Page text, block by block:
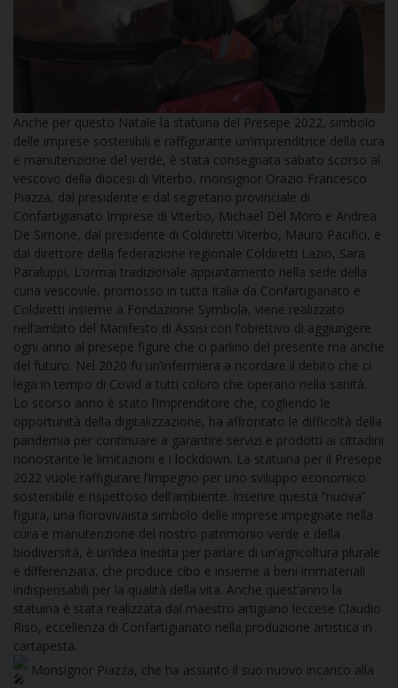
COOKIE POLICY
Anche per questo Natale la statuina del Presepe 2022, simbolo
delle imprese sostenibili e raffigurante un’imprenditrice della cura
e manutenzione del verde, è stata consegnata sabato scorso al
vescovo della diocesi di Viterbo, monsignor Orazio Francesco
Piazza, dal presidente e dal segretario provinciale di
Confartigianato Imprese di Viterbo, Michael Del Moro e Andrea
De Simone, dal presidente di Coldiretti Viterbo, Mauro Pacifici, e
dal direttore della federazione regionale Coldiretti Lazio, Sara
Paraluppi, L’ormai tradizionale appuntamento nella sede della
curia vescovile, promosso in tutta Italia da Confartigianato e
Coldiretti insieme a Fondazione Symbola, viene realizzato
nell’ambito del Manifesto di Assisi con l’obiettivo di aggiungere
ogni anno al presepe figure che ci parlino del presente ma anche
del futuro. Nel 2020 fu un’infermiera a ricordare il debito che ci
lega in tempo di Covid a tutti coloro che operano nella sanità.
Lo scorso anno è stato l’imprenditore che, cogliendo le
opportunità della digitalizzazione, ha affrontato le difficoltà della
pandemia per continuare a garantire servizi e prodotti ai cittadini
nonostante le limitazioni e i lockdown. La statuina per il Presepe
2022 vuole raffigurare l’impegno per uno sviluppo economico
sostenibile e rispettoso dell’ambiente. Inserire questa “nuova”
figura, una florovivaista simbolo delle imprese impegnate nella
cura e manutenzione del nostro patrimonio verde e della
biodiversità, è un’idea inedita per parlare di un’agricoltura plurale
e differenziata, che produce cibo e insieme a beni immateriali
indispensabili per la qualità della vita. Anche quest’anno la
statuina è stata realizzata dal maestro artigiano leccese Claudio
Riso, eccellenza di Confartigianato nella produzione artistica in
cartapesta.
Monsignor Piazza, che ha assunto il suo nuovo incarico alla